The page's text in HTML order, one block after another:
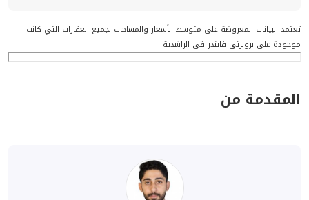
تعتمد البيانات المعروضة على متوسط الأسعار والمساحات لجميع العقارات التي كانت
موجودة على بروبرتي فايندر في الراشدية
المقدمة من